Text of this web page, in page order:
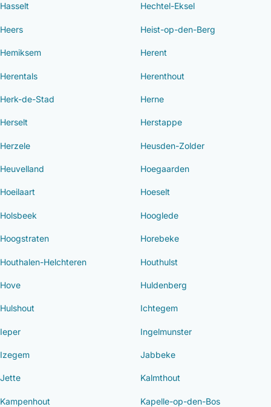
Hasselt Hechtel-Eksel
Heers Heist-op-den-Berg
Hemiksem Herent
Herentals Herenthout
Herk-de-Stad Herne
Herselt Herstappe
Herzele Heusden-Zolder
Heuvelland Hoegaarden
Hoeilaart Hoeselt
Holsbeek Hooglede
Hoogstraten Horebeke
Houthalen-Helchteren Houthulst
Hove Huldenberg
Hulshout Ichtegem
Ieper Ingelmunster
Izegem Jabbeke
Jette Kalmthout
Kampenhout Kapelle-op-den-Bos